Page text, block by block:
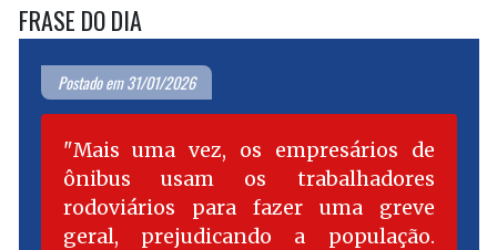
FRASE DO DIA
Postado em 31/01/2026
Mais uma vez, os empresários de
ônibus usam os trabalhadores
rodoviários para fazer uma greve
geral, prejudicando a população.